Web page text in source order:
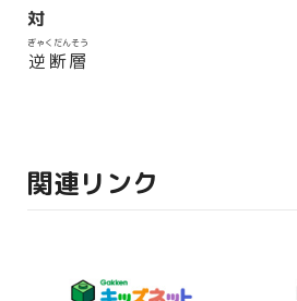
対
逆断層
ぎゃくだんそう
関連リンク